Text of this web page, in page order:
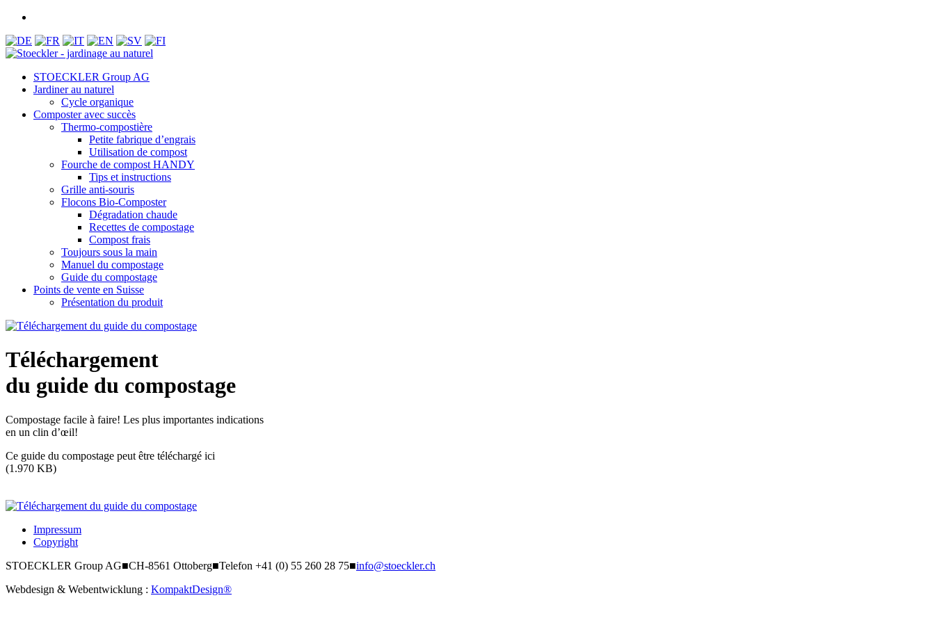
STOECKLER Group AG
Jardiner au naturel
Cycle organique
Composter avec succès
Thermo-compostière
Petite fabrique d’engrais
Utilisation de compost
Fourche de compost HANDY
Tips et instructions
Grille anti-souris
Flocons Bio-Composter
Dégradation chaude
Recettes de compostage
Compost frais
Toujours sous la main
Manuel du compostage
Guide du compostage
Points de vente en Suisse
Présentation du produit
Téléchargement
du guide du compostage
Compostage facile à faire! Les plus importantes indications
en un clin d’œil!
Ce guide du compostage peut être téléchargé ici
(1.970 KB)
Impressum
Copyright
STOECKLER Group AG■CH-8561 Ottoberg■Telefon +41 (0) 55 260 28 75■info@stoeckler.ch
Webdesign & Webentwicklung : KompaktDesign®